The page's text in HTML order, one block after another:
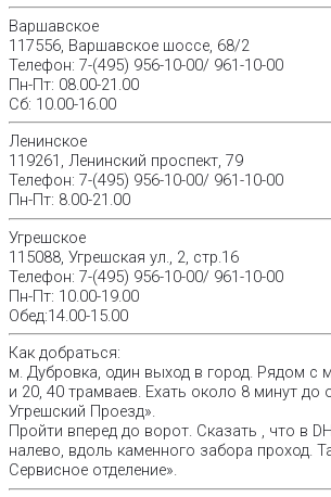
Варшавское
117556, Варшавское шоссе, 68/2
Телефон: 7-(495) 956-10-00/ 961-10-00
Пн-Пт: 08.00-21.00
Сб: 10.00-16.00
Ленинское
119261, Ленинский проспект, 79
Телефон: 7-(495) 956-10-00/ 961-10-00
Пн-Пт: 8.00-21.00
Угрешское
115088, Угрешская ул., 2, стр.16
Телефон: 7-(495) 956-10-00/ 961-10-00
Пн-Пт: 10.00-19.00
Обед:14.00-15.00
Как добраться:
м. Дубровка, один выход в город. Рядом с
и 20, 40 трамваев. Ехать около 8 минут до
Угрешский Проезд».
Пройти вперед до ворот. Сказать , что в
налево, вдоль каменного забора проход.
Сервисное отделение».